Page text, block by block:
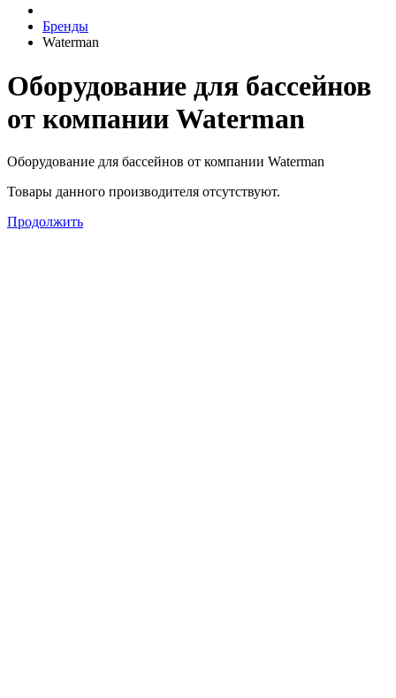
Бренды
Waterman
Оборудование для бассейнов
от компании Waterman
Оборудование для бассейнов от компании Waterman
Товары данного производителя отсутствуют.
Продолжить